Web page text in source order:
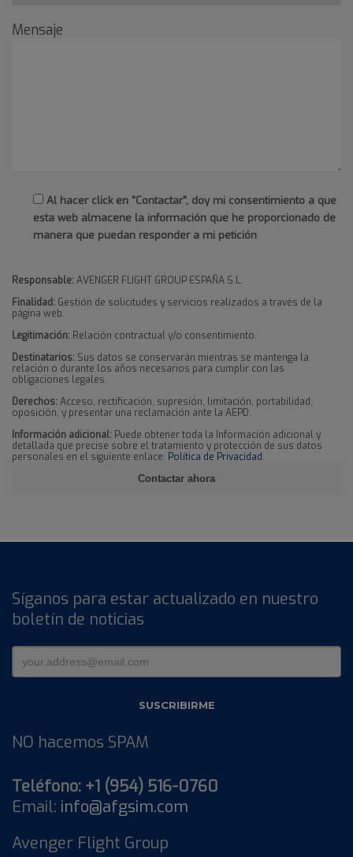
Mensaje
Al hacer click en "Contactar", doy mi consentimiento a que
esta web almacene la información que he proporcionado de
manera que puedan responder a mi petición
Responsable:AVENGER FLIGHT GROUP ESPAÑA S.L.
Finalidad: Gestión de solicitudes y servicios realizados a través de la
página web.
Legitimación: Relación contractual y/o consentimiento.
Destinatarios: Sus datos se conservarán mientras se mantenga la
relación o durante los años necesarios para cumplir con las
obligaciones legales.
Derechos:Acceso, rectificación, supresión, limitación, portabilidad,
oposición, y presentar una reclamación ante la AEPD.
Información adicional: Puede obtener toda la Información adicional y
detallada que precise sobre el tratamiento y protección de sus datos
personales en el siguiente enlace: Política de Privacidad.
Síganos para estar actualizado en nuestro
boletín de noticias
NO hacemos SPAM
Teléfono: +1 (954) 516-0760
Email: info@afgsim.com
Avenger Flight Group